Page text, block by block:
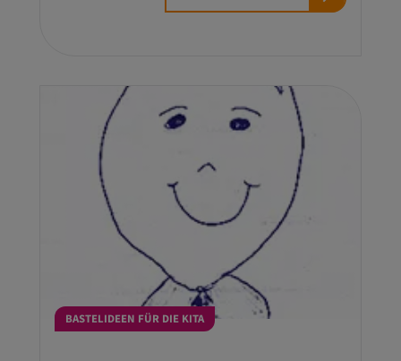
BASTELIDEEN FÜR DIE KITA